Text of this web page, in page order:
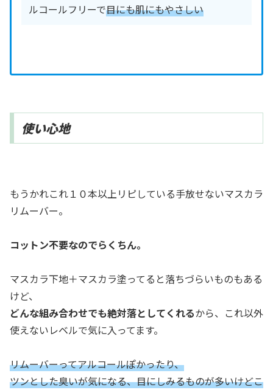
ルコールフリーで目にも肌にもやさしい
使い心地
もうかれこれ１０本以上リピしている手放せないマスカラ
リムーバー。
コットン不要なのでらくちん。
マスカラ下地＋マスカラ塗ってると落ちづらいものもある
けど、
どんな組み合わせでも絶対落としてくれるから、これ以外
使えないレベルで気に入ってます。
リムーバーってアルコールぽかったり、
ツンとした臭いが気になる、目にしみるものが多いけどこ